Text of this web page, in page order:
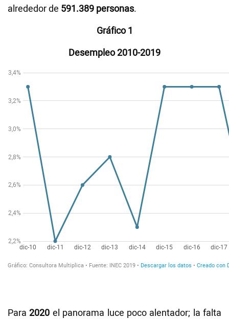
alrededor de 591.389 personas.
Gráfico 1
Desempleo 2010-2019
Para2020 el panorama luce poco alentador; la falta